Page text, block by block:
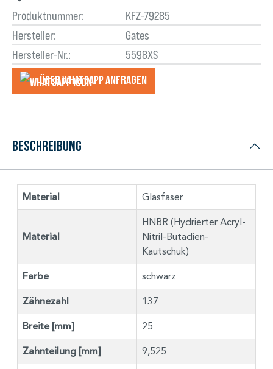
Produktnummer:
KFZ-79285
Hersteller:
Gates
Hersteller-Nr.:
5598XS
Über WhatsApp anfragеn
Beschreibung
Material Glasfaser
Material
HNBR (Hydrierter Acryl-
Nitril-Butadien-
Kautschuk)
Farbe schwarz
Zähnezahl 137
Breite [mm] 25
Zahnteilung [mm] 9,525